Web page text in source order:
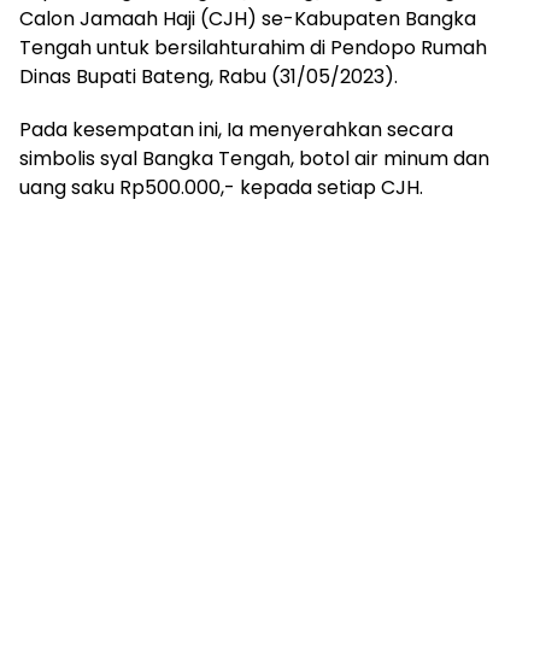
Calon Jamaah Haji (CJH) se-Kabupaten Bangka
Tengah untuk bersilahturahim di Pendopo Rumah
Dinas Bupati Bateng, Rabu (31/05/2023).
Pada kesempatan ini, Ia menyerahkan secara
simbolis syal Bangka Tengah, botol air minum dan
uang saku Rp500.000,- kepada setiap CJH.